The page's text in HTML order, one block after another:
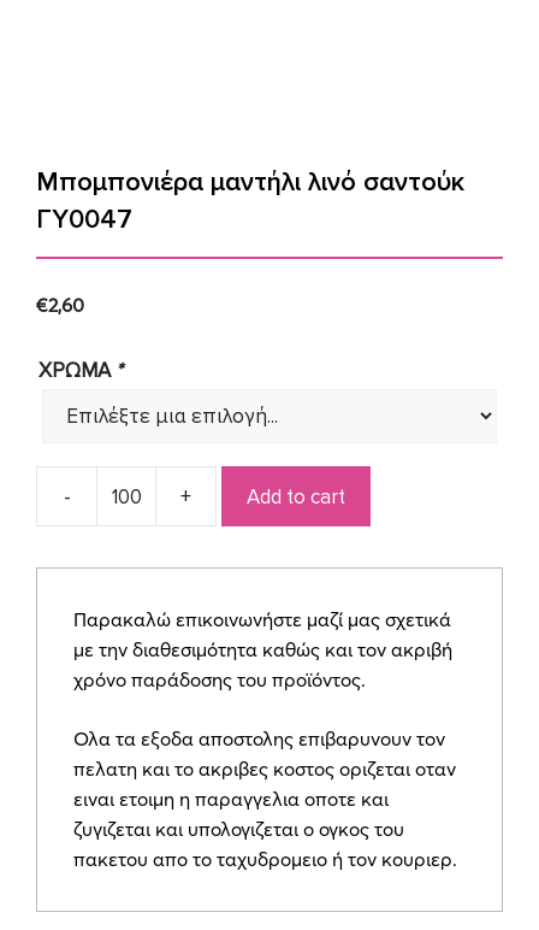
Μπομπονιέρα μαντήλι λινό σαντούκ
ΓΥ0047
€2,60
ΧΡΩΜΑ *
Μπομπονιέρα
λινό
ΓΥ0047
quantity
Add to cart
Παρακαλώ επικοινωνήστε μαζί μας σχετικά
με την διαθεσιμότητα καθώς και τον ακριβή
χρόνο παράδοσης του προϊόντος.
Ολα τα εξοδα αποστολης επιβαρυνουν τον
πελατη και το ακριβες κοστος οριζεται οταν
ειναι ετοιμη η παραγγελια οποτε και
ζυγιζεται και υπολογιζεται ο ογκος του
πακετου απο το ταχυδρομειο ή τον κουριερ.